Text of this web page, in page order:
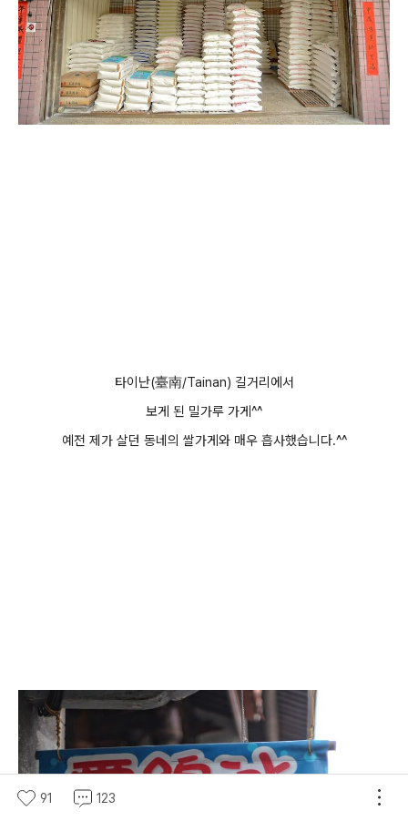
타이난(臺南/Tainan) 길거리에서
보게 된 밀가루 가게^^
예전 제가 살던 동네의 쌀가게와 매우 흡사했습니다.^^
91 123